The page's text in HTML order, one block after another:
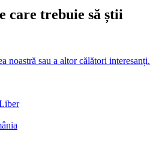
care trebuie să știi
noastră sau a altor călători interesanți.